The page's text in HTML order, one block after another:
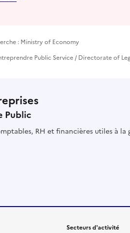
: Ministry of Economy
Public Service / Directorate of
Public
RH et financières utiles à la
Secteurs d'activité